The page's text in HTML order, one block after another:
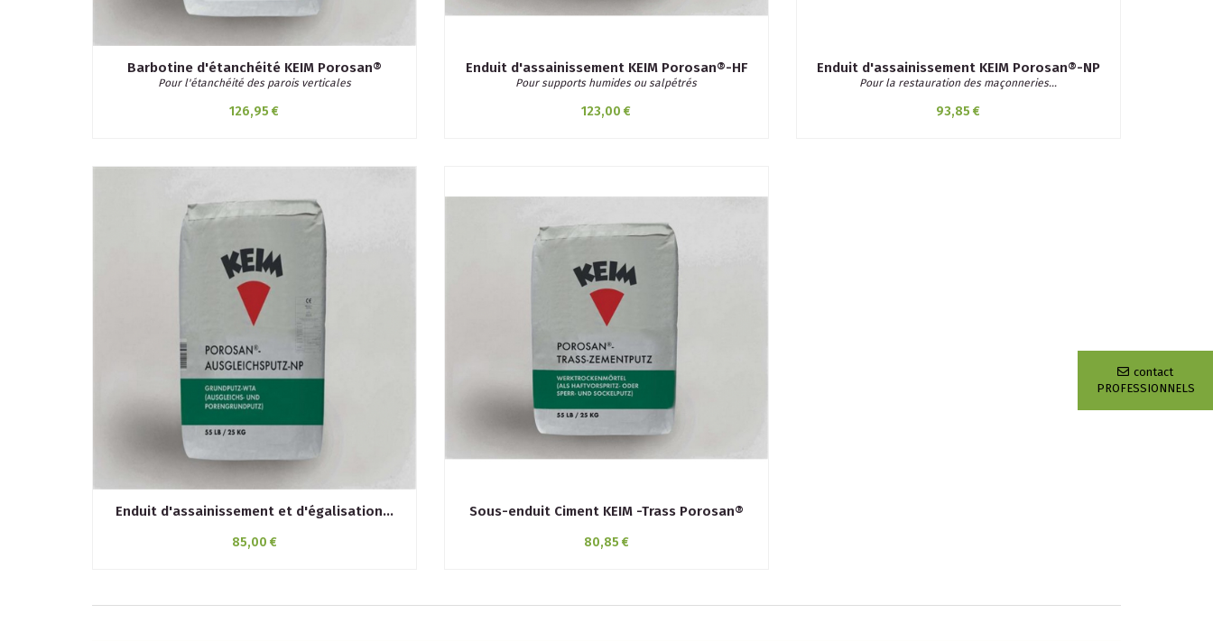
contact
PROFESSIONNELS
Barbotine d'étanchéité KEIM Porosan®
Pour l'étanchéité des parois verticales
126,95 €
Enduit d'assainissement KEIM Porosan®-HF
Pour supports humides ou salpétrés
123,00 €
Enduit d'assainissement KEIM Porosan®-NP
Pour la restauration des maçonneries...
93,85 €
Enduit d'assainissement et d'égalisation...
85,00 €
Sous-enduit Ciment KEIM -Trass Porosan®
80,85 €